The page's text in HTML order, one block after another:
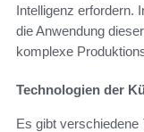
Intelligenz erfordern.
die Anwendung
komplexe
Technologien der
Es gibt verschiedene